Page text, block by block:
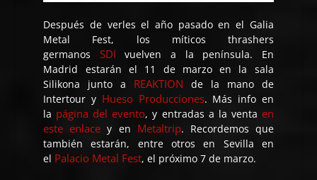
Después de verles el año pasado en el Galia
Metal Fest, los míticos thrashers
germanos SDI vuelven a la península. En
Madrid estarán el 11 de marzo en la sala
Silikona junto a REAKTION de la mano de
Intertour y Hueso Producciones. Más info en
la página del evento, y entradas a la venta en
este enlace y en Metaltrip. Recordemos que
también estarán, entre otros en Sevilla en
el Palacio Metal Fest, el próximo 7 de marzo.